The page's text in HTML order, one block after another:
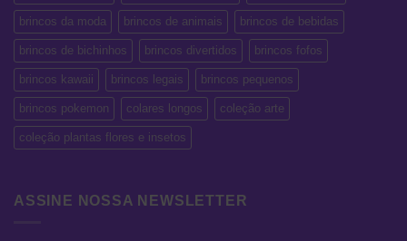
brincos da moda brincos de animais brincos de bebidas
brincos de bichinhos brincos divertidos brincos fofos
brincos kawaii brincos legais brincos pequenos
brincos pokemon colares longos coleção arte
coleção plantas flores e insetos
ASSINE NOSSA NEWSLETTER